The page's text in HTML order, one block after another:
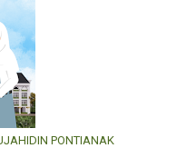
PONTIANAK